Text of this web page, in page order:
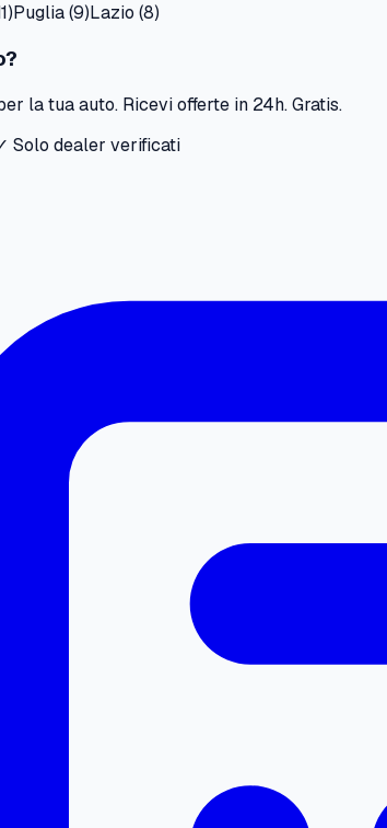
)Puglia(9)Lazio (8)
la tua auto. Ricevi offerte in 24h. Gratis.
Solo dealer verificati